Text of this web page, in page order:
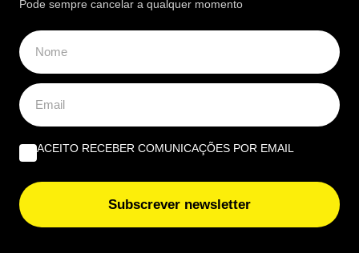
Sal C – O tesouro escondido | Por Maria João Neves
Beatriz Garcia, 40 Anos de ECoCs, a família Ecoc e a
Next Culture | Por João Palmeiro
A Estrela da Manhã – nova saga do norueguês Karl Ove
Knausgard | Por Paulo Serra
EUROPE DIRECT ALGARVE
Pode sempre cancelar a qualquer momento
ACEITO RECEBER COMUNICAÇÕES POR EMAIL
Subscrever newsletter